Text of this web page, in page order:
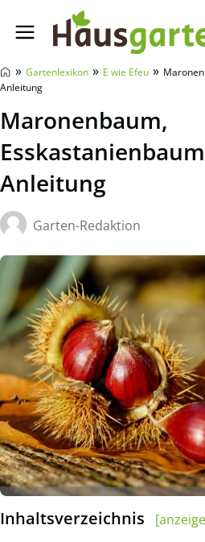
Hausgarten.net
» Gartenlexikon » E wie Efeu »
Anleitung
Maronenbaum,
Anleitung
Garten-Redaktion
Inhaltsverzeichnis